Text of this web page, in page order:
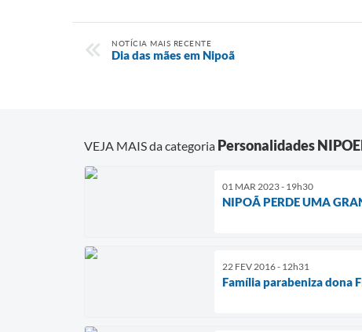
NOTÍCIA MAIS RECENTE
Dia das mães em Nipoã
VEJA MAIS da categoria Personalidades
01 MAR 2023 - 19h30
NIPOÃ PERDE UMA
22 FEV 2016 - 12h31
Família parabeniza dona